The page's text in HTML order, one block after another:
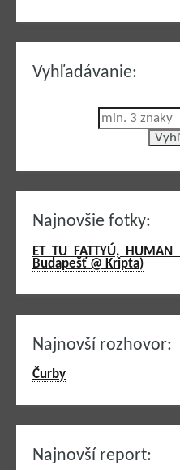
Vyhľadávanie:
Najnovšie fotky:
ET TU FATTYÚ,
Budapešť @ Kripta)
Najnovší rozhovor:
Čurby
Najnovší report: